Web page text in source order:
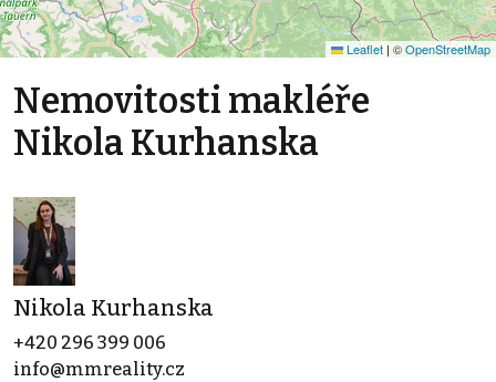
Leaflet | ©OpenStreetMap
Nemovitosti makléře
Nikola Kurhanska
Nikola Kurhanska
+420 296 399 006
info@mmreality.cz